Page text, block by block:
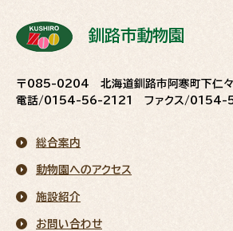
釧路市動物園
〒085-0204 北海道釧路市阿寒町下仁
電話/0154-56-2121 ファクス/0154-
総合案内
動物園へのアクセス
施設紹介
お問い合わせ